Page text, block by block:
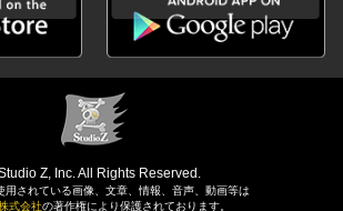
Z, Inc. All Rights Reserved.
用されている画像、文章、情報、音声、動画等は
式会社の著作権により保護されております。